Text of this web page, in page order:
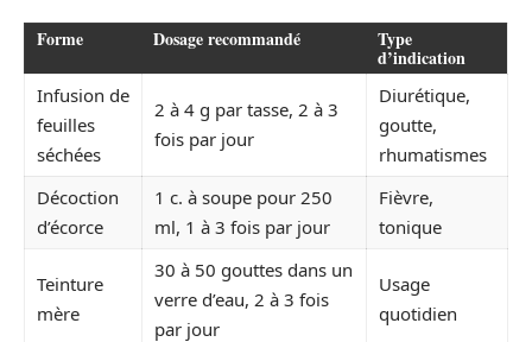
Forme Dosage recommandé Type
d’indication
Infusion de
feuilles
séchées
2 à 4 g par tasse, 2 à 3
fois par jour
Diurétique,
goutte,
rhumatismes
Décoction
d’écorce
1 c. à soupe pour 250
ml, 1 à 3 fois par jour
Fièvre,
tonique
Teinture
mère
30 à 50 gouttes dans un
verre d’eau, 2 à 3 fois
par jour
Usage
quotidien